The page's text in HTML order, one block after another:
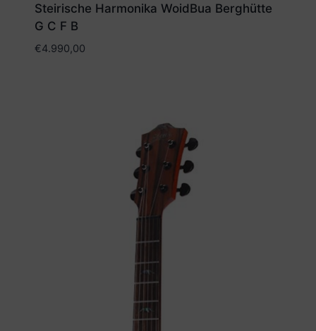
Steirische Harmonika WoidBua Berghütte
G C F B
€4.990,00